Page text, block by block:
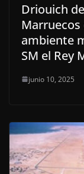
Driouich
ambiente
SM el Rey
junio 10, 2025